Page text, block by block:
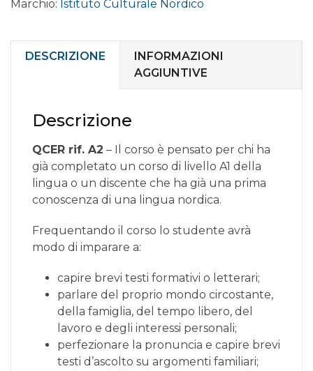
online
ELEMENTARE
A2.3
Marchio: Istituto Culturale Nordico
DESCRIZIONE
INFORMAZIONI
AGGIUNTIVE
Descrizione
QCER rif. A2 – Il corso è pensato per chi ha
già completato un corso di livello A1 della
lingua o un discente che ha già una prima
conoscenza di una lingua nordica.
Frequentando il corso lo studente avrà
modo di imparare a:
capire brevi testi formativi o letterari;
parlare del proprio mondo circostante,
della famiglia, del tempo libero, del
lavoro e degli interessi personali;
perfezionare la pronuncia e capire brevi
testi d’ascolto su argomenti familiari;